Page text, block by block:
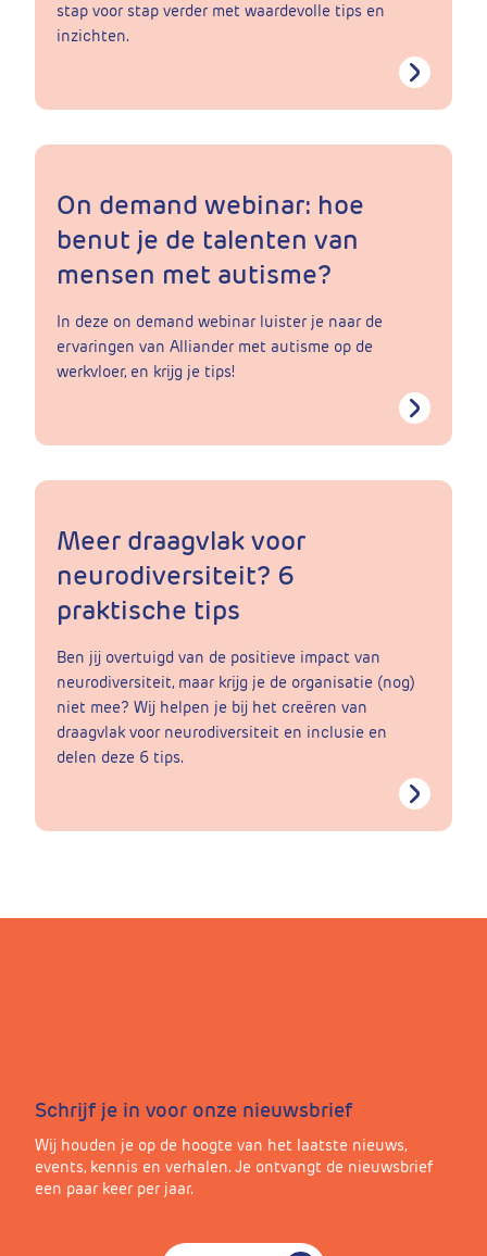
stap voor stap verder met waardevolle tips en
inzichten.
On demand webinar: hoe
benut je de talenten van
mensen met autisme?
In deze on demand webinar luister je naar de
ervaringen van Alliander met autisme op de
werkvloer, en krijg je tips!
Meer draagvlak voor
neurodiversiteit? 6
praktische tips
Ben jij overtuigd van de positieve impact van
neurodiversiteit, maar krijg je de organisatie (nog)
niet mee? Wij helpen je bij het creëren van
draagvlak voor neurodiversiteit en inclusie en
delen deze 6 tips.
Schrijf je in voor onze nieuwsbrief
Wij houden je op de hoogte van het laatste nieuws,
events, kennis en verhalen. Je ontvangt de nieuwsbrief
een paar keer per jaar.